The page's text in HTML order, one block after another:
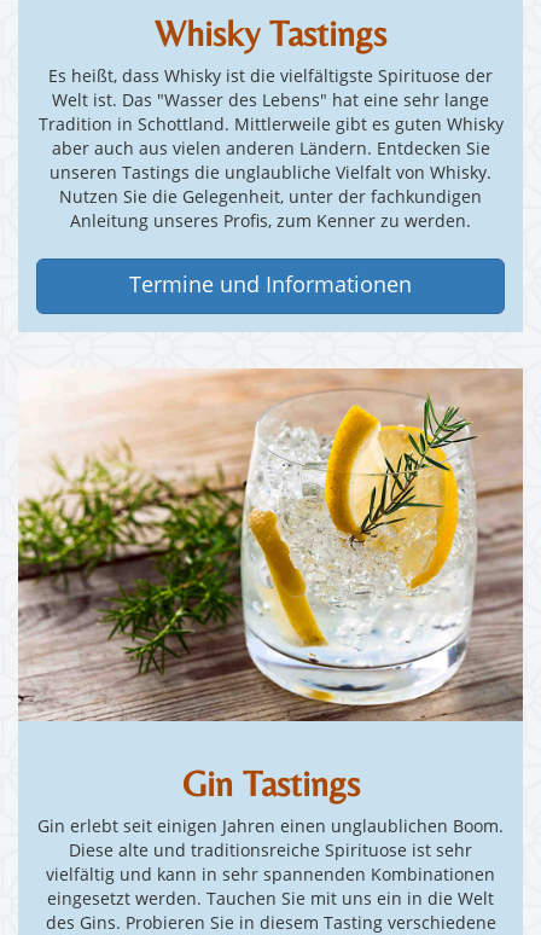
Whisky Tastings
Es heißt, dass Whisky ist die vielfältigste Spirituose der
Welt ist. Das "Wasser des Lebens" hat eine sehr lange
Tradition in Schottland. Mittlerweile gibt es guten Whisky
aber auch aus vielen anderen Ländern. Entdecken Sie
unseren Tastings die unglaubliche Vielfalt von Whisky.
Nutzen Sie die Gelegenheit, unter der fachkundigen
Anleitung unseres Profis, zum Kenner zu werden.
Termine und Informationen
Gin Tastings
Gin erlebt seit einigen Jahren einen unglaublichen Boom.
Diese alte und traditionsreiche Spirituose ist sehr
vielfältig und kann in sehr spannenden Kombinationen
eingesetzt werden. Tauchen Sie mit uns ein in die Welt
des Gins. Probieren Sie in diesem Tasting verschiedene